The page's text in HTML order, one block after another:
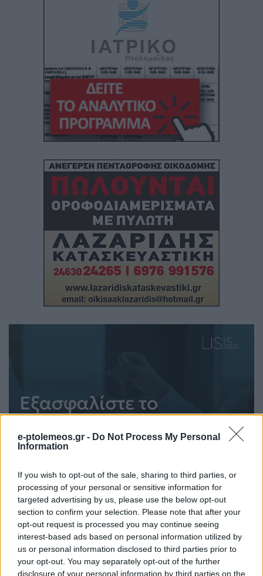
e-ptolemeos.gr - Do Not Process My Personal
Information
If you wish to opt-out of the sale, sharing to third parties, or
processing of your personal or sensitive information for
targeted advertising by us, please use the below opt-out
section to confirm your selection. Please note that after your
opt-out request is processed you may continue seeing
interest-based ads based on personal information utilized by
us or personal information disclosed to third parties prior to
your opt-out. You may separately opt-out of the further
disclosure of your personal information by third parties on the